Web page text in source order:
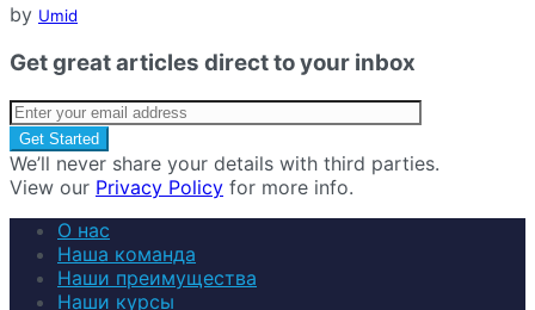
by Umid
Get great articles direct to your inbox
We’ll never share your details with third parties.
View our Privacy Policy for more info.
О нас
Наша команда
Наши преимущества
Наши курсы